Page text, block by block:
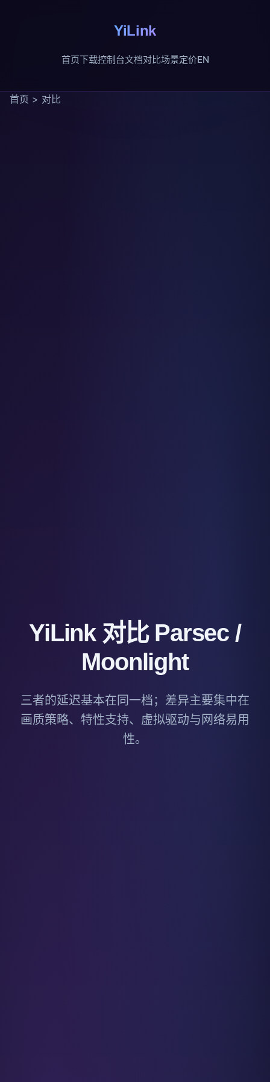
YiLink
首页下载控制台文档对比场景定价EN
首页 > 对比
YiLink 对比 Parsec /
Moonlight
三者的延迟基本在同一档；差异主要集中在
画质策略、特性支持、虚拟驱动与网络易用
性。